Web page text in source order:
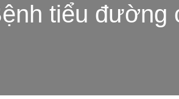
tiểu đường